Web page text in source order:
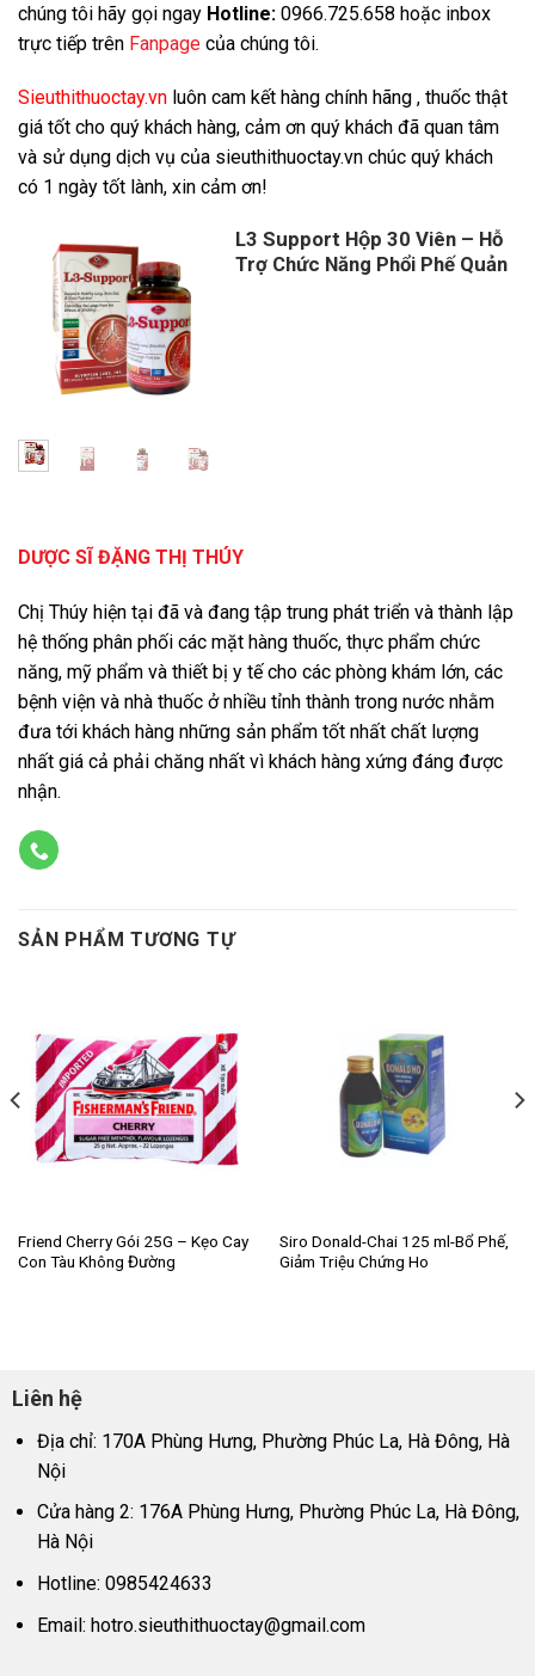
chúng tôi hãy gọi ngay Hotline: 0966.725.658 hoặc inbox
trực tiếp trên Fanpage của chúng tôi.
Sieuthithuoctay.vn luôn cam kết hàng chính hãng , thuốc thật
giá tốt cho quý khách hàng, cảm ơn quý khách đã quan tâm
và sử dụng dịch vụ của sieuthithuoctay.vn chúc quý khách
có 1 ngày tốt lành, xin cảm ơn!
L3 Support Hộp 30 Viên – Hỗ
Trợ Chức Năng Phổi Phế Quản
DƯỢC SĨ ĐẶNG THỊ THÚY
Chị Thúy hiện tại đã và đang tập trung phát triển và thành lập
hệ thống phân phối các mặt hàng thuốc, thực phẩm chức
năng, mỹ phẩm và thiết bị y tế cho các phòng khám lớn, các
bệnh viện và nhà thuốc ở nhiều tỉnh thành trong nước nhằm
đưa tới khách hàng những sản phẩm tốt nhất chất lượng
nhất giá cả phải chăng nhất vì khách hàng xứng đáng được
nhận.
SẢN PHẨM TƯƠNG TỰ
Friend Cherry Gói 25G – Kẹo Cay
Con Tàu Không Đường
Siro Donald-Chai 125 ml-Bổ Phế,
Giảm Triệu Chứng Ho
Liên hệ
Địa chỉ: 170A Phùng Hưng, Phường Phúc La, Hà Đông, Hà
Nội
Cửa hàng 2: 176A Phùng Hưng, Phường Phúc La, Hà Đông,
Hà Nội
Hotline: 0985424633
Email: hotro.sieuthithuoctay@gmail.com